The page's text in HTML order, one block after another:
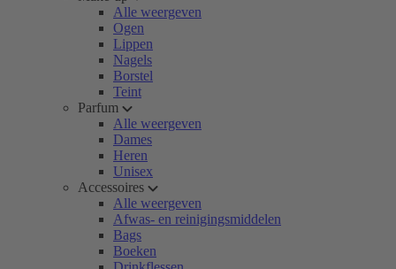
Alle weergeven
Ogen
Lippen
Nagels
Borstel
Teint
Parfum
Alle weergeven
Dames
Heren
Unisex
Accessoires
Alle weergeven
Afwas- en reinigingsmiddelen
Bags
Boeken